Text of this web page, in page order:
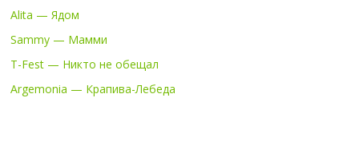
Alita — Ядом
Sammy — Мамми
T-Fest — Никто не обещал
Argemonia — Крапива-Лебеда